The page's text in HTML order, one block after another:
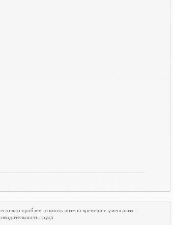
проблем: снизить потери времени и уменьшить
труда.